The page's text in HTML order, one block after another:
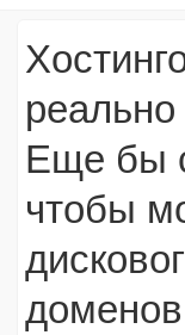
Еще бы
чтобы
доменов